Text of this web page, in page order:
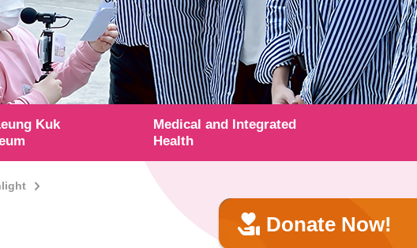
Kuk
Medical and Integrated
Health
Donate Now!